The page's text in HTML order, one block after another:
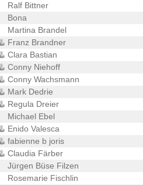
Ralf Bittner
Bona
Martina Brandel
Franz Brandner
Clara Bastian
Conny Niehoff
Conny Wachsmann
Mark Dedrie
Regula Dreier
Michael Ebel
Enido Valesca
fabienne b joris
Claudia Färber
Jürgen Büse Filzen
Rosemarie Fischlin